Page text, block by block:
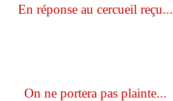
En réponse au cercueil reçu...
On ne portera pas plainte...